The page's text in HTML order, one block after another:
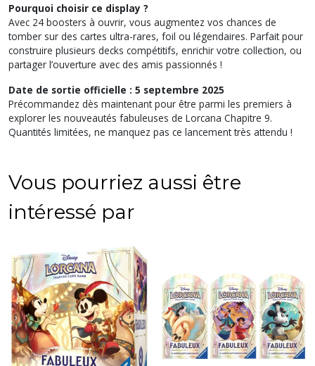
Pourquoi choisir ce display ?
Avec 24 boosters à ouvrir, vous augmentez vos chances de
tomber sur des cartes ultra-rares, foil ou légendaires. Parfait pour
construire plusieurs decks compétitifs, enrichir votre collection, ou
partager l’ouverture avec des amis passionnés !
Date de sortie officielle : 5 septembre 2025
Précommandez dès maintenant pour être parmi les premiers à
explorer les nouveautés fabuleuses de Lorcana Chapitre 9.
Quantités limitées, ne manquez pas ce lancement très attendu !
Vous pourriez aussi être
intéressé par